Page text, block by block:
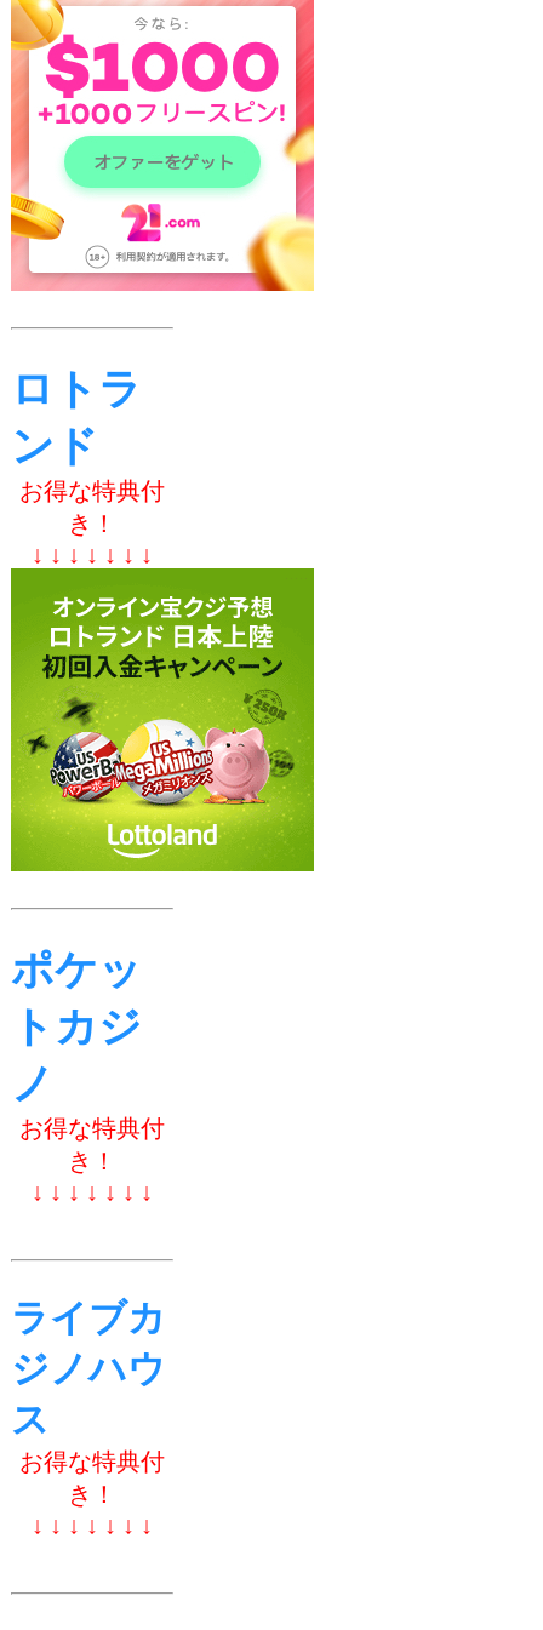
ロトラ
ンド
お得な特典付
き！
↓ ↓ ↓ ↓ ↓ ↓ ↓
ポケッ
トカジ
ノ
お得な特典付
き！
↓ ↓ ↓ ↓ ↓ ↓ ↓
ライブカ
ジノハウ
ス
お得な特典付
き！
↓ ↓ ↓ ↓ ↓ ↓ ↓